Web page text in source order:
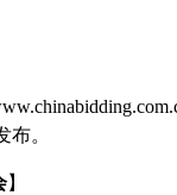
布。
】